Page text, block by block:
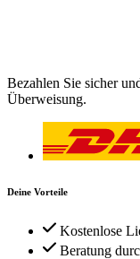
Bezahlen Sie sicher
Überweisung.
Deine Vorteile
Kostenlose
Beratung